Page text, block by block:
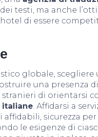
testi, ma anche
di essere
globale, scegliere
una presenza
di orientarsi
. Affidarsi a
affidabili, sicurezza
le esigenze di